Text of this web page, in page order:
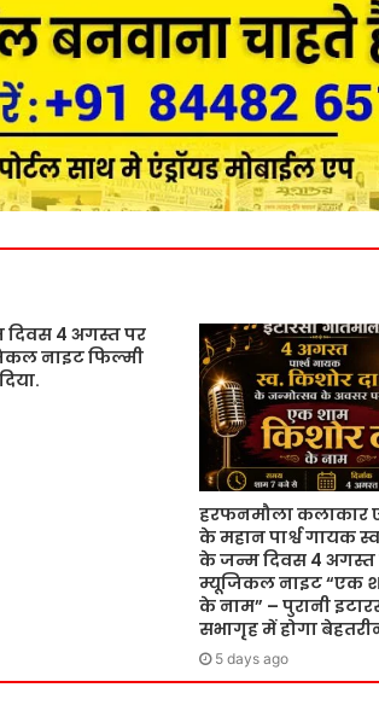
दिवस 4 अगस्त पर
नाइट फिल्मी
हरफनमौला कलाकार
के महान पार्श्व गायक
के जन्म दिवस 4 अगस्त
म्यूजिकल नाइट “एक
के नाम” – पुरानी
सभागृह में होगा
5 days ago